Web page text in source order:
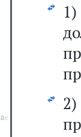
на лиц,